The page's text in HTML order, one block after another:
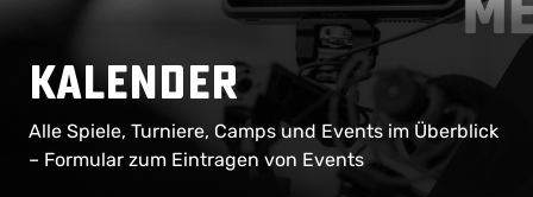
Kalender
Alle Spiele, Turniere, Camps und Events im Überblick
– Formular zum Eintragen von Events